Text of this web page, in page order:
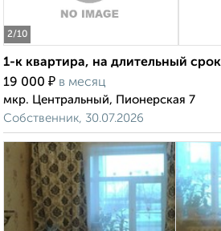
2/10
1-к квартира, на длительный
19 000 ₽ в месяц
мкр. Центральный, Пионерская 7
Собственник, 30.07.2026